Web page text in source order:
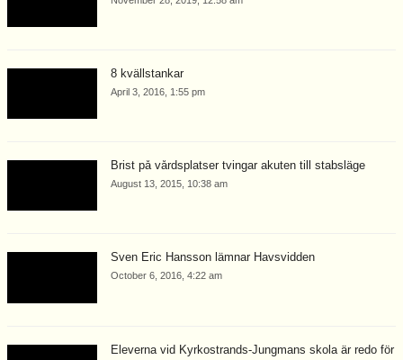
8 kvällstankar
April 3, 2016, 1:55 pm
Brist på vårdsplatser tvingar akuten till stabsläge
August 13, 2015, 10:38 am
Sven Eric Hansson lämnar Havsvidden
October 6, 2016, 4:22 am
Eleverna vid Kyrkostrands-Jungmans skola är redo för